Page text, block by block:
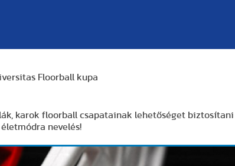
Floorball kupa
karok floorball csapatainak lehetőséget
nevelés!